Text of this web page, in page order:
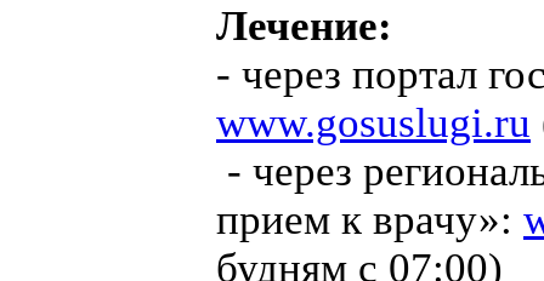
Лечение:
- через портал
www.gosuslugi.ru
- через
прием к врачу»:
будням с 07:00)